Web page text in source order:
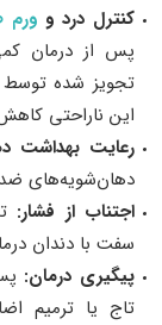
کنترل درد و
پس از درمان
تجویز شده
این ناراحتی
رعایت بهداشت
دهان‌شویه‌های
اجتناب از فشار:
سفت با دندان
پیگیری درمان:
تاج یا ترمیم